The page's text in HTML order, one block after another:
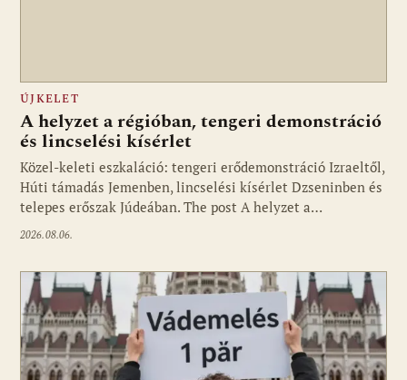
ÚJKELET
A helyzet a régióban, tengeri demonstráció
és lincselési kísérlet
Közel-keleti eszkaláció: tengeri erődemonstráció Izraeltől,
Húti támadás Jemenben, lincselési kísérlet Dzseninben és
telepes erőszak Júdeában. The post A helyzet a…
2026.08.06.